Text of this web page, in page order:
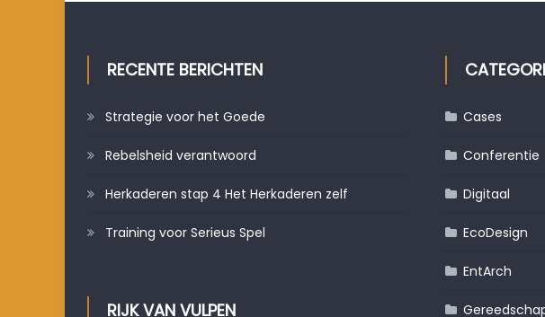
RECENTE BERICHTEN
Strategie voor het Goede
Rebelsheid verantwoord
Herkaderen stap 4 Het Herkaderen zelf
Training voor Serieus Spel
RIJK VAN VULPEN
Cases
Conferentie
Digitaal
EcoDesign
EntArch